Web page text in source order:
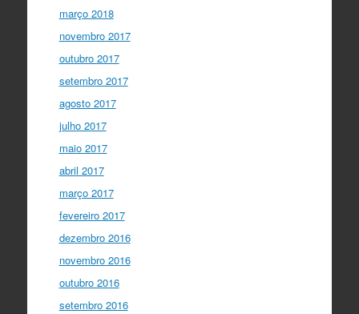
março 2018
novembro 2017
outubro 2017
setembro 2017
agosto 2017
julho 2017
maio 2017
abril 2017
março 2017
fevereiro 2017
dezembro 2016
novembro 2016
outubro 2016
setembro 2016